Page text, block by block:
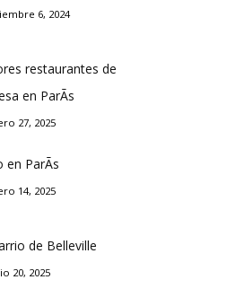
6, 2024
restaurantes de
en ParÃ­s
27, 2025
en ParÃ­s
14, 2025
de Belleville
20, 2025